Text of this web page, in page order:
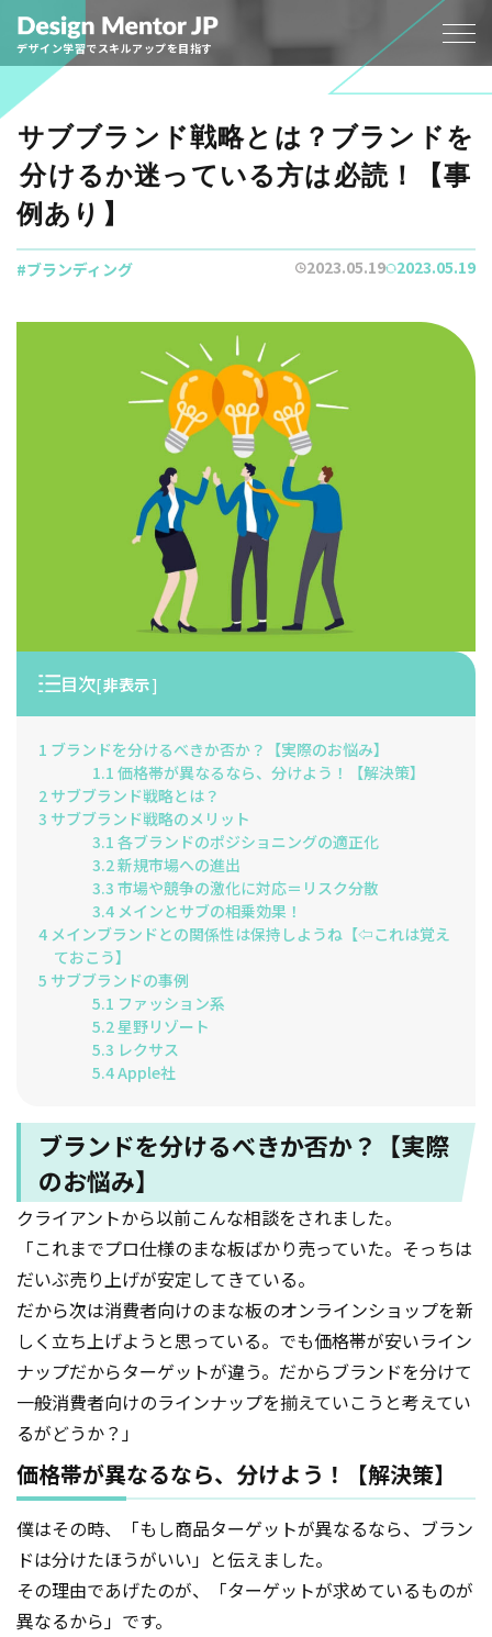
デザイン学習でスキルアップを目指す
サブブランド戦略とは？ブランドを
分けるか迷っている方は必読！【事
例あり】
ブランディング 2023.05.19 2023.05.19
目次[非表示]
1 ブランドを分けるべきか否か？【実際のお悩み】
1.1 価格帯が異なるなら、分けよう！【解決策】
2 サブブランド戦略とは？
3 サブブランド戦略のメリット
3.1 各ブランドのポジショニングの適正化
3.2新規市場への進出
3.3 市場や競争の激化に対応＝リスク分散
3.4 メインとサブの相乗効果！
4 メインブランドとの関係性は保持しようね【⇦これは覚え
ておこう】
5 サブブランドの事例
5.1 ファッション系
5.2星野リゾート
5.3 レクサス
5.4Apple社
ブランドを分けるべきか否か？【実際
のお悩み】
クライアントから以前こんな相談をされました。
「これまでプロ仕様のまな板ばかり売っていた。そっちは
だいぶ売り上げが安定してきている。
だから次は消費者向けのまな板のオンラインショップを新
しく立ち上げようと思っている。でも価格帯が安いライン
ナップだからターゲットが違う。だからブランドを分けて
一般消費者向けのラインナップを揃えていこうと考えてい
るがどうか？」
価格帯が異なるなら、分けよう！【解決策】
僕はその時、「もし商品ターゲットが異なるなら、ブラン
ドは分けたほうがいい」と伝えました。
その理由であげたのが、「ターゲットが求めているものが
異なるから」です。